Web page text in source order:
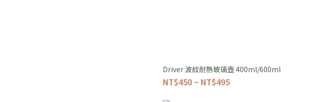
Driver 波紋耐熱玻璃壺 400ml/600ml
NT$450 ~ NT$495